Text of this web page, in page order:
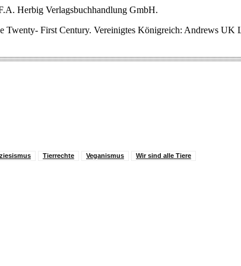
Herbig Verlagsbuchhandlung GmbH.
Twenty- First Century. Vereinigtes Königreich: Andrews UK
Tierrechte Veganismus Wir sind alle Tiere